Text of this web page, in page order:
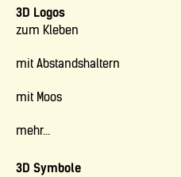
3D Logos
zum Kleben
mit Abstandshaltern
mit Moos
mehr...
3D Symbole